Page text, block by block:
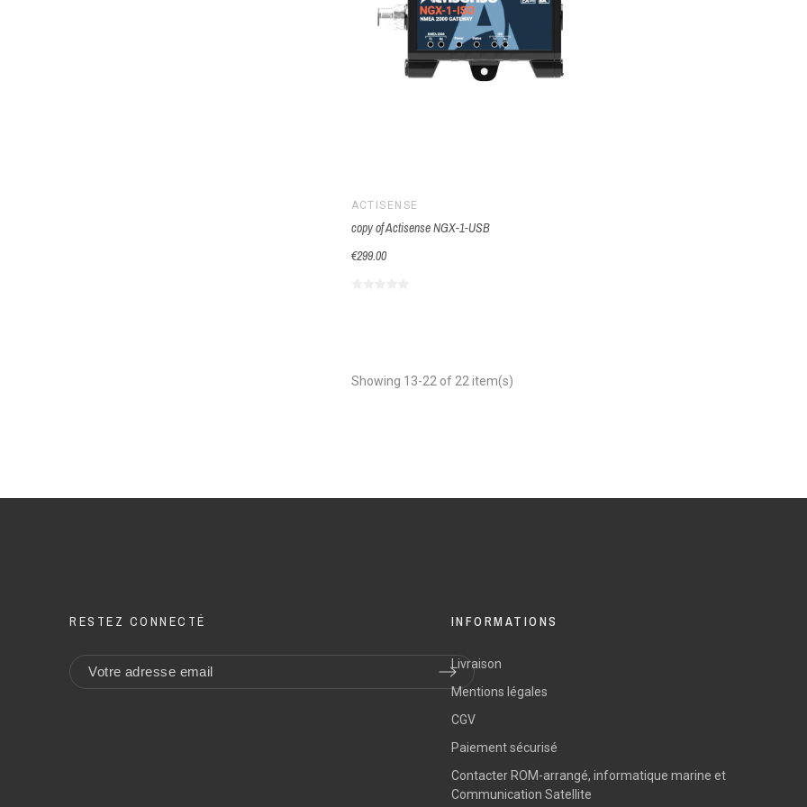
ACTISENSE
copy of Actisense NGX-1-USB
€299.00
Showing 13-22 of 22 item(s)
RESTEZ CONNECTÉ INFORMATIONS
Livraison
Mentions légales
CGV
Paiement sécurisé
Contacter ROM-arrangé, informatique marine et
Communication Satellite